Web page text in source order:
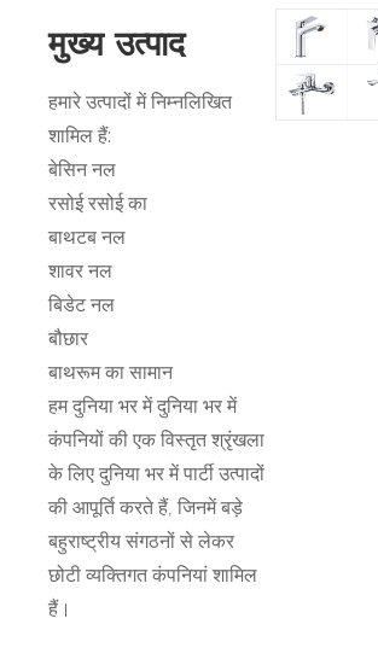
मुख्य उत्पाद
हमारे उत्पादों में निम्नलिखित
शामिल हैं:
बेसिन नल
रसोई रसोई का
बाथटब नल
शावर नल
बिडेट नल
बौछार
बाथरूम का सामान
हम दुनिया भर में दुनिया भर में
कंपनियों की एक विस्तृत श्रृंखला
के लिए दुनिया भर में पार्टी उत्पादों
की आपूर्ति करते हैं, जिनमें बड़े
बहुराष्ट्रीय संगठनों से लेकर
छोटी व्यक्तिगत कंपनियां शामिल
हैं।